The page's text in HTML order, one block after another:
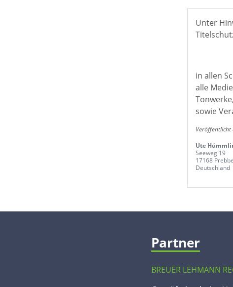
Unter
in allen
alle
sowie
Veröffentlicht
Ute
Seeweg 19
17168
Deutschland
Partner
BREUER LEHMANN